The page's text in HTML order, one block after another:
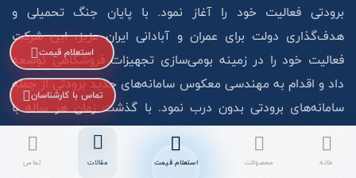
برودتی فعالیت خود را آغاز نمود. با پایان جنگ تحمیلی و
هدف‌گذاری دولت برای عمران و آبادانی ایران عزیز، این شرکت
فعالیت خود را در زمینه بومی‌سازی تجهیزات فروشگاهی توسعه
داد و اقدام به مهندسی معکوس سامانه‌های جدید برودتی از جمله
سامانه‌های برودتی بدون درب نمود. با گذشت زمان هر ساله با
هدف تکمیل سبد محصول، بی‌نیاز کردن صنعت فروشگاهی کشور از
واردات تجهیزات فروشگاهی و همچنین جلوگیری از خروج ارز از
تماس با کارشناسان
استعلام قیمت
خانه محصولات استعلام قیمت مقالات تماس